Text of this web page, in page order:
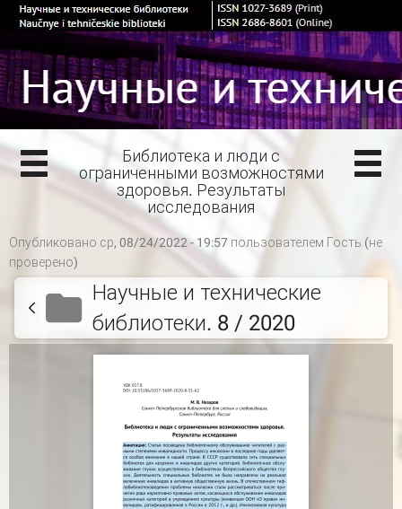
Библиотека и люди с
ограниченными возможностями
здоровья. Результаты
исследования
Опубликовано ср, 08/24/2022 - 19:57 пользователем Гость (не
проверено)
Научные и технические
библиотеки. 8 / 2020